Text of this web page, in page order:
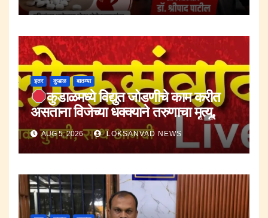
इतर कुडाळ बातम्या
कुडाळमध्ये विद्युत जोडणीचे काम करीत
असताना विजेच्या धक्क्याने तरुणाचा मृत्यू.
AUG 5, 2026 LOKSANVAD NEWS